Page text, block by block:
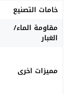
خامات التصنيع
مقاومة الماء/
الغبار
مميزات اخرى